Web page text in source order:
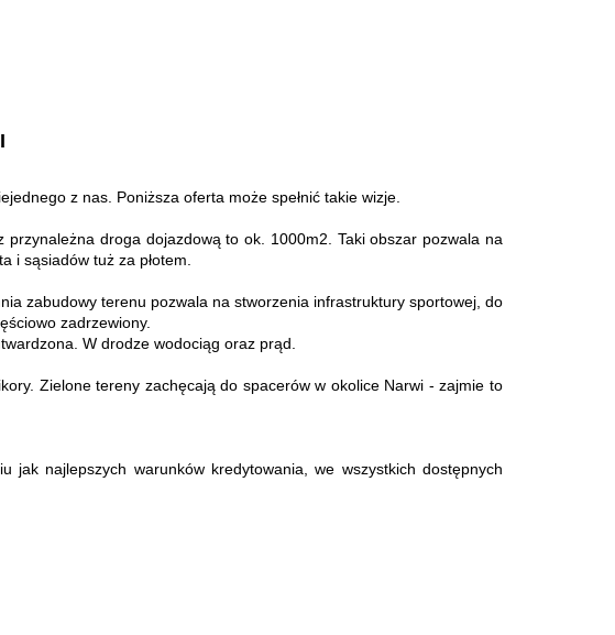
z nas. Poniższa oferta może spełnić takie wizje.
droga dojazdową to ok. 1000m2. Taki obszar pozwala na
i sąsiadów tuż za płotem.
zabudowy terenu pozwala na stworzenia infrastruktury sportowej, do
zadrzewiony.
W drodze wodociąg oraz prąd.
Zielone tereny zachęcają do spacerów w okolice Narwi - zajmie to
jak najlepszych warunków kredytowania, we wszystkich dostępnych